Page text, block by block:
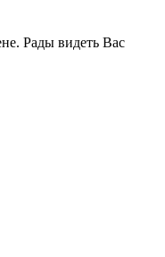
Рады видеть Вас